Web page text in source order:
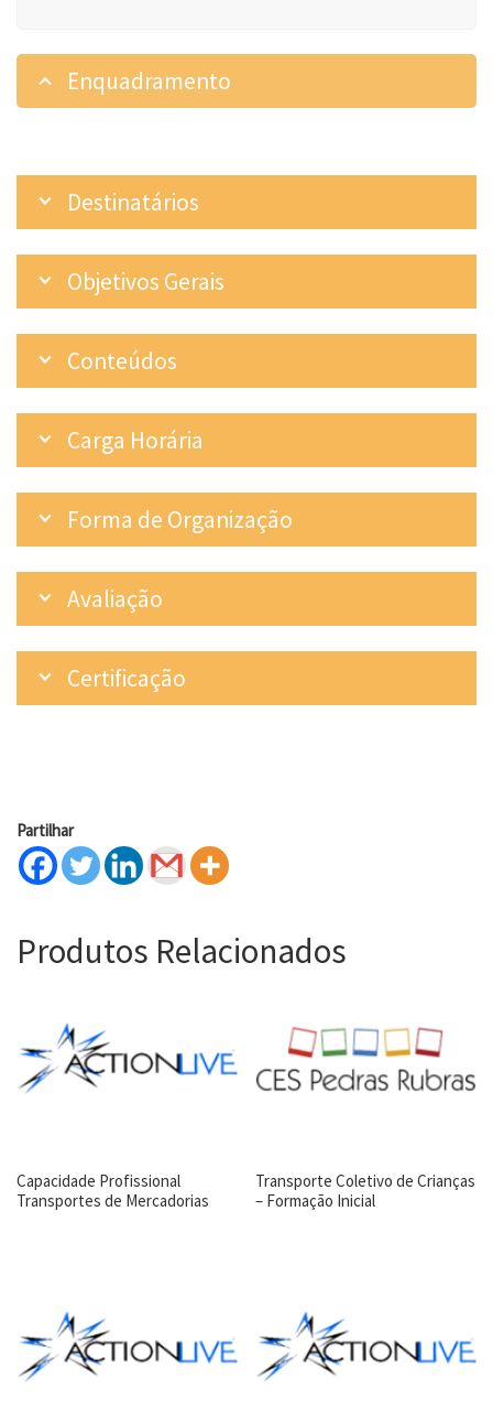
Enquadramento
Destinatários
Objetivos Gerais
Conteúdos
Carga Horária
Forma de Organização
Avaliação
Certificação
Partilhar
Produtos Relacionados
Capacidade Profissional
Transportes de Mercadorias
Transporte Coletivo de Crianças
– Formação Inicial